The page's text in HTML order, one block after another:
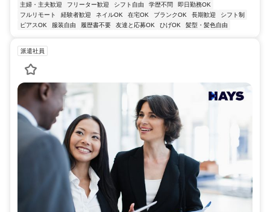
主婦・主夫歓迎 フリーター歓迎 シフト自由 学歴不問
即日勤務OK
フルリモート
経験者歓迎 ネイルOK 在宅OK ブランクOK 長期歓迎
シフト制
ピアスOK
服装自由 履歴書不要 友達と応募OK ひげOK 髪型・髪色自由
派遣社員